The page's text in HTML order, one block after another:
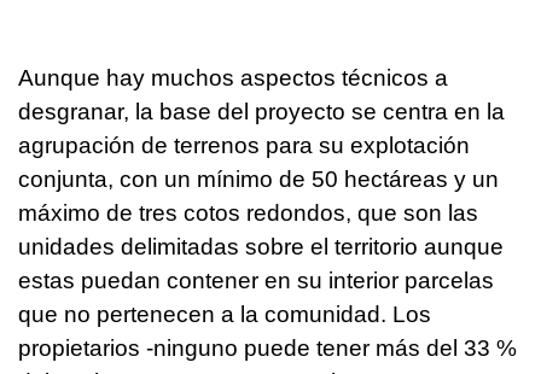
Aunque hay muchos aspectos técnicos a
desgranar, la base del proyecto se centra en la
agrupación de terrenos para su explotación
conjunta, con un mínimo de 50 hectáreas y un
máximo de tres cotos redondos, que son las
unidades delimitadas sobre el territorio aunque
estas puedan contener en su interior parcelas
que no pertenecen a la comunidad. Los
propietarios -ninguno puede tener más del 33 %